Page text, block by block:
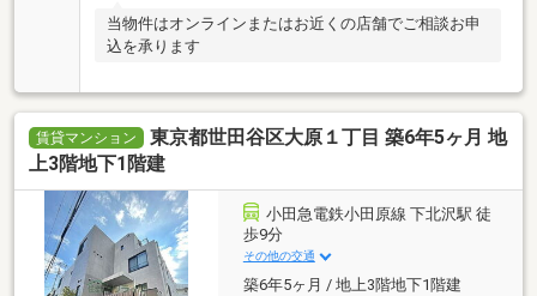
当物件はオンラインまたはお近くの店舗でご相談お申
込を承ります
賃貸マンション
東京都世田谷区大原１丁目 築6年5ヶ月 地
上3階地下1階建
小田急電鉄小田原線 下北沢駅 徒
歩9分
その他の交通
築6年5ヶ月 / 地上3階地下1階建